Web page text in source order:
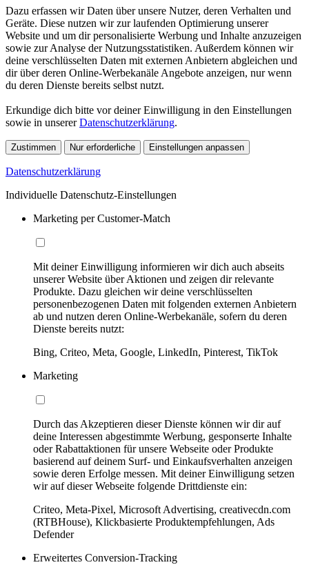
Dazu erfassen wir Daten über unsere Nutzer, deren Verhalten und
Geräte. Diese nutzen wir zur laufenden Optimierung unserer
Website und um dir personalisierte Werbung und Inhalte anzuzeigen
sowie zur Analyse der Nutzungsstatistiken. Außerdem können wir
deine verschlüsselten Daten mit externen Anbietern abgleichen und
dir über deren Online-Werbekanäle Angebote anzeigen, nur wenn
du deren Dienste bereits selbst nutzt.
Erkundige dich bitte vor deiner Einwilligung in den Einstellungen
sowie in unsererDatenschutzerklärung.
Zustimmen Nur erforderliche Einstellungen anpassen
Datenschutzerklärung
Individuelle Datenschutz-Einstellungen
Marketing per Customer-Match
Mit deiner Einwilligung informieren wir dich auch abseits
unserer Website über Aktionen und zeigen dir relevante
Produkte. Dazu gleichen wir deine verschlüsselten
personenbezogenen Daten mit folgenden externen Anbietern
ab und nutzen deren Online-Werbekanäle, sofern du deren
Dienste bereits nutzt:
Bing, Criteo, Meta, Google, LinkedIn, Pinterest, TikTok
Marketing
Durch das Akzeptieren dieser Dienste können wir dir auf
deine Interessen abgestimmte Werbung, gesponserte Inhalte
oder Rabattaktionen für unsere Webseite oder Produkte
basierend auf deinem Surf- und Einkaufsverhalten anzeigen
sowie deren Erfolge messen. Mit deiner Einwilligung setzen
wir auf dieser Webseite folgende Drittdienste ein:
Criteo, Meta-Pixel, Microsoft Advertising, creativecdn.com
(RTBHouse), Klickbasierte Produktempfehlungen, Ads
Defender
Erweitertes Conversion-Tracking